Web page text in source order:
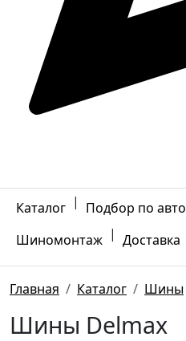
Каталог | Подбор по авто
Шиномонтаж | Доставка
Главная Каталог Шины
Шины Delmax